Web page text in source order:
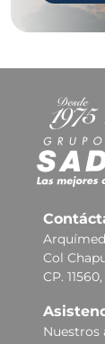
Col
CP.
Nuestros